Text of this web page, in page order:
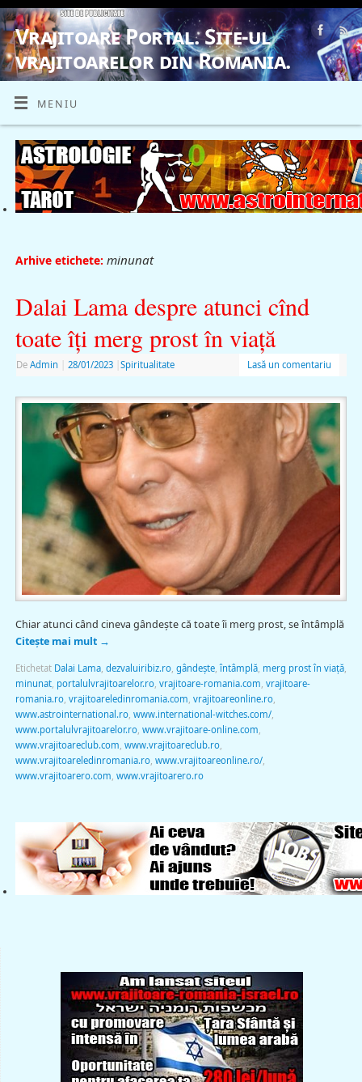
Vrajitoare Portal. Site-ul
vrajitoarelor din Romania.
VRAJITOARE, VRAJITOARELE, VRAJITOARE
MENIU
Arhive etichete: minunat
Dalai Lama despre atunci cînd
toate îţi merg prost în viaţă
De Admin 28/01/2023 Spiritualitate Lasă un comentariu
Chiar atunci când cineva gândeşte că toate îi merg prost, se întâmplă
Citește mai mult →
Etichetat Dalai Lama, dezvaluiribiz.ro, gândeşte,întâmplă, merg prost în viaţă,
minunat, portalulvrajitoarelor.ro, vrajitoare-romania.com vrajitoare-
romania.ro, vrajitoareledinromania.com vrajitoareonline.ro,
www.astrointernational.ro, www.international-witches.com/,
www.portalulvrajitoarelor.ro, www.vrajitoare-online.com
www.vrajitoareclub.com www.vrajitoareclub.ro,
www.vrajitoareledinromania.ro, www.vrajitoareonline.ro/,
www.vrajitoarero.com www.vrajitoarero.ro